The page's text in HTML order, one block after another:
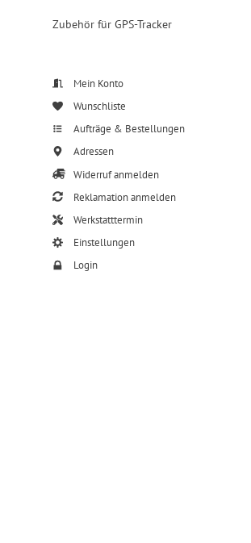
Zubehör für GPS-Tracker
Mein Konto
Wunschliste
Aufträge & Bestellungen
Adressen
Widerruf anmelden
Reklamation anmelden
Werkstatttermin
Einstellungen
Login